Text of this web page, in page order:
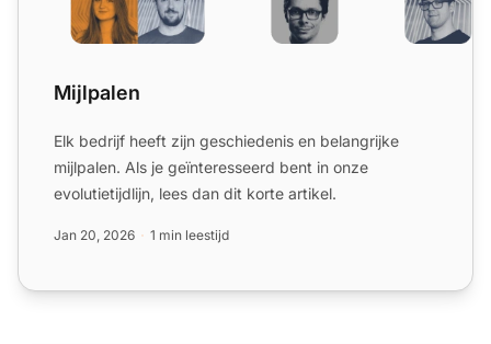
Mijlpalen
Elk bedrijf heeft zijn geschiedenis en belangrijke
mijlpalen. Als je geïnteresseerd bent in onze
evolutietijdlijn, lees dan dit korte artikel.
Jan 20, 2026 1 min leestijd